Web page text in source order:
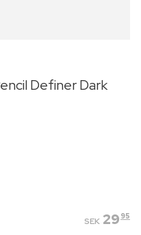
Definer Dark
SEK 29 95